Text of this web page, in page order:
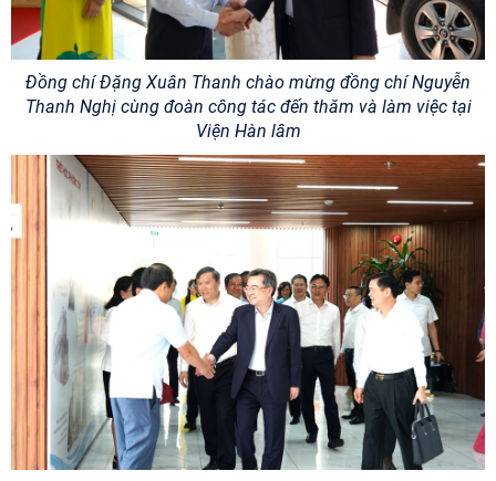
Đồng chí Đặng Xuân Thanh chào mừng đồng chí Nguyễn
Thanh Nghị cùng đoàn công tác đến thăm và làm việc tại
Viện Hàn lâm